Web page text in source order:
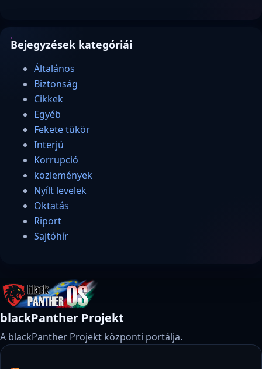
Bejegyzések kategóriái
Általános
Biztonság
Cikkek
Egyéb
Fekete tükör
Interjú
Korrupció
közlemények
Nyílt levelek
Oktatás
Riport
Sajtóhír
blackPanther Projekt
A blackPanther Projekt központi portálja.